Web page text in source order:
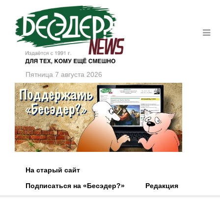
Пятница 7 августа 2026
На старый сайт
Подписаться на «Бесэдер?»
Редакция